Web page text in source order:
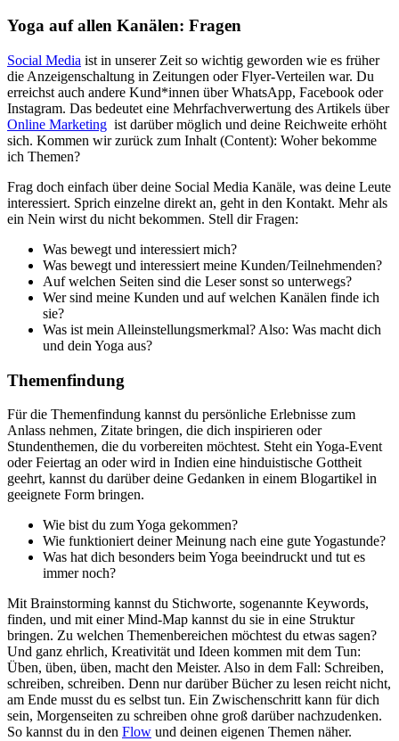
Yoga auf allen Kanälen: Fragen
Social Media ist in unserer Zeit so wichtig geworden wie es früher
die Anzeigenschaltung in Zeitungen oder Flyer-Verteilen war. Du
erreichst auch andere Kund*innen über WhatsApp, Facebook oder
Instagram. Das bedeutet eine Mehrfachverwertung des Artikels über
Online Marketing ist darüber möglich und deine Reichweite erhöht
sich. Kommen wir zurück zum Inhalt (Content): Woher bekomme
ich Themen?
Frag doch einfach über deine Social Media Kanäle, was deine Leute
interessiert. Sprich einzelne direkt an, geht in den Kontakt. Mehr als
ein Nein wirst du nicht bekommen. Stell dir Fragen:
Was bewegt und interessiert mich?
Was bewegt und interessiert meine Kunden/Teilnehmenden?
Auf welchen Seiten sind die Leser sonst so unterwegs?
Wer sind meine Kunden und auf welchen Kanälen finde ich
sie?
Was ist mein Alleinstellungsmerkmal? Also: Was macht dich
und dein Yoga aus?
Themenfindung
Für die Themenfindung kannst du persönliche Erlebnisse zum
Anlass nehmen, Zitate bringen, die dich inspirieren oder
Stundenthemen, die du vorbereiten möchtest. Steht ein Yoga-Event
oder Feiertag an oder wird in Indien eine hinduistische Gottheit
geehrt, kannst du darüber deine Gedanken in einem Blogartikel in
geeignete Form bringen.
Wie bist du zum Yoga gekommen?
Wie funktioniert deiner Meinung nach eine gute Yogastunde?
Was hat dich besonders beim Yoga beeindruckt und tut es
immer noch?
Mit Brainstorming kannst du Stichworte, sogenannte Keywords,
finden, und mit einer Mind-Map kannst du sie in eine Struktur
bringen. Zu welchen Themenbereichen möchtest du etwas sagen?
Und ganz ehrlich, Kreativität und Ideen kommen mit dem Tun:
Üben, üben, üben, macht den Meister. Also in dem Fall: Schreiben,
schreiben, schreiben. Denn nur darüber Bücher zu lesen reicht nicht,
am Ende musst du es selbst tun. Ein Zwischenschritt kann für dich
sein, Morgenseiten zu schreiben ohne groß darüber nachzudenken.
So kannst du in den Flow und deinen eigenen Themen näher.